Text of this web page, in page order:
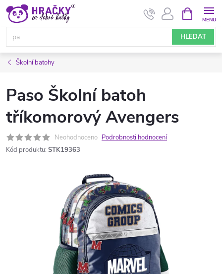
Přejít
obsah
HLEDAT
NÁKUPNÍ
KOŠÍK
Školní batohy
Paso Školní batoh
tříkomorový Avengers
Neohodnoceno Podrobnosti hodnocení
Kód produktu: STK19363